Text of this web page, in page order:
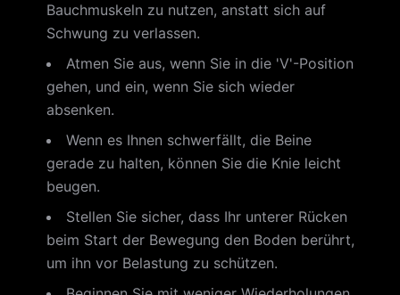
Bauchmuskeln zu nutzen, anstatt sich auf
Schwung zu verlassen.
Atmen Sie aus, wenn Sie in die 'V'-Position
gehen, und ein, wenn Sie sich wieder
absenken.
Wenn es Ihnen schwerfällt, die Beine
gerade zu halten, können Sie die Knie leicht
beugen.
Stellen Sie sicher, dass Ihr unterer Rücken
beim Start der Bewegung den Boden berührt,
um ihn vor Belastung zu schützen.